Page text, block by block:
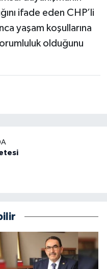
ifade eden CHP’li
yaşam koşullarına
olduğunu